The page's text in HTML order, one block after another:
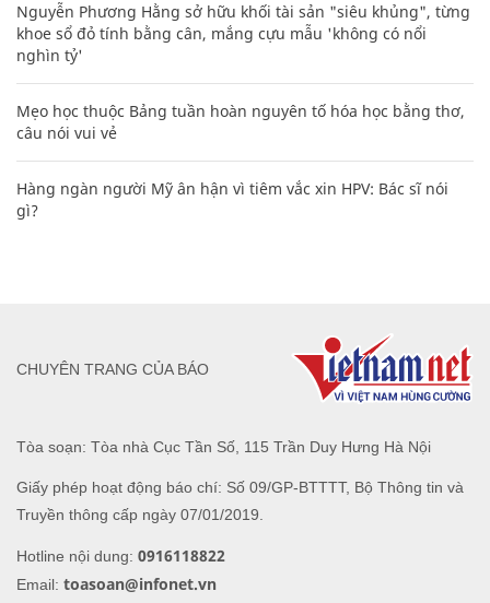
Nguyễn Phương Hằng sở hữu khối tài sản "siêu khủng", từng
khoe sổ đỏ tính bằng cân, mắng cựu mẫu 'không có nổi
nghìn tỷ'
Mẹo học thuộc Bảng tuần hoàn nguyên tố hóa học bằng thơ,
câu nói vui vẻ
Hàng ngàn người Mỹ ân hận vì tiêm vắc xin HPV: Bác sĩ nói
gì?
Tòa soạn: Tòa nhà Cục Tần Số, 115 Trần Duy Hưng Hà Nội
Giấy phép hoạt động báo chí: Số 09/GP-BTTTT, Bộ Thông tin và
Truyền thông cấp ngày 07/01/2019.
Hotline nội dung: 0916118822
Email: toasoan@infonet.vn
CHUYÊN TRANG CỦA BÁO